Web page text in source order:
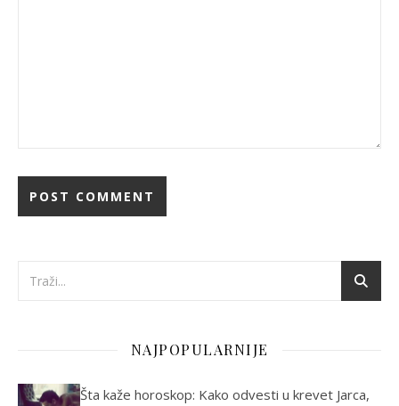
NAJPOPULARNIJE
Šta kaže horoskop: Kako odvesti u krevet Jarca,